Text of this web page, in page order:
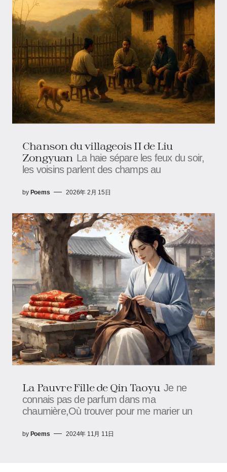
Chanson du villageois II de Liu
Zongyuan La haie sépare les feux du soir,
les voisins parlent des champs au
by Poems 2026年 2月 15日
La Pauvre Fille de Qin Taoyu Je ne
connais pas de parfum dans ma
chaumière,Où trouver pour me marier un
by Poems 2024年 11月 11日